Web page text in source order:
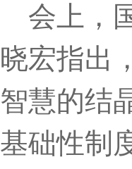
会上，
晓宏指出
智慧的结
基础性制